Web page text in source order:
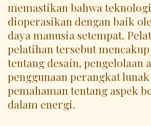
memastikan bahwa
dioperasikan dengan baik
daya manusia setempat.
pelatihan tersebut
tentang desain, pengelolaan
penggunaan perangkat
pemahaman tentang aspek
dalam energi.